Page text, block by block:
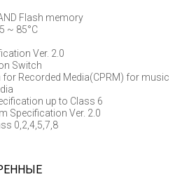
Flash memory
~ 85°C
Ver. 2.0
Switch
Recorded Media(CPRM) for music
up to Class 6
Specification Ver. 2.0
0,2,4,5,7,8